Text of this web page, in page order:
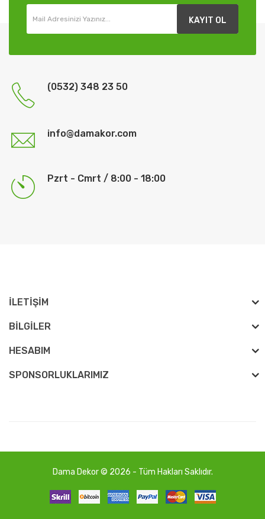
KAYIT OL
(0532) 348 23 50
info@damakor.com
Pzrt - Cmrt / 8:00 - 18:00
İLETIŞIM
BILGILER
HESABIM
SPONSORLUKLARIMIZ
Dama Dekor © 2026 - Tüm Hakları Saklıdır.